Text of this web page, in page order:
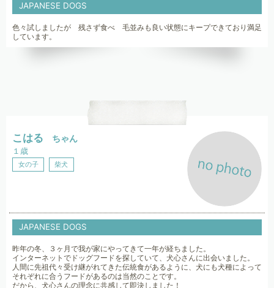
JAPANESE DOGS
色々試しましたが 残さず食べ 毛並みも良い状態にキープできており満足
しています。
こはる ちゃん
１歳
女の子 柴犬
JAPANESE DOGS
昨年の冬、３ヶ月で我が家にやってきて一年が経ちました。
インターネットでドッグフードを探していて、犬心さんに出会いました。
人間に先祖代々受け継がれてきた伝統食があるように、犬にも犬種によって
それぞれに合うフードがあるのは当然のことです。
だから、犬心さんの理念に共感して即決しました！